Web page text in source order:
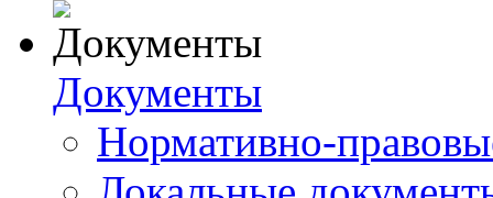
Документы
Нормативно-